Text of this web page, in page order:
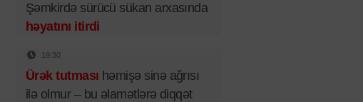
Şəmkirdə sürücü sükan arxasında
həyatını itirdi
19:30
Ürək tutması həmişə sinə ağrısı
ilə olmur – bu əlamətlərə diqqət